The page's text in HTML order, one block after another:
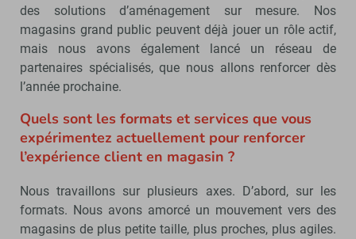
des solutions d’aménagement sur mesure. Nos
magasins grand public peuvent déjà jouer un rôle actif,
mais nous avons également lancé un réseau de
partenaires spécialisés, que nous allons renforcer dès
l’année prochaine.
Quels sont les formats et services que vous
expérimentez actuellement pour renforcer
l’expérience client en magasin ?
Nous travaillons sur plusieurs axes. D’abord, sur les
formats. Nous avons amorcé un mouvement vers des
magasins de plus petite taille, plus proches, plus agiles.